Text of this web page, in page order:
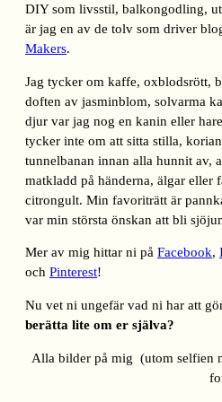
DIY som livsstil, balkongodling,
är jag en av de tolv som driver
Makers.
Jag tycker om kaffe, oxblodsrött,
doften av jasminblom, solvarma
djur var jag nog en kanin eller
tycker inte om att sitta stilla,
tunnelbanan innan alla hunnit av,
matkladd på händerna, älgar eller
citrongult. Min favoriträtt är
var min största önskan att bli
Mer av mig hittar ni på Facebook,
och Pinterest!
Nu vet ni ungefär vad ni har att
berätta lite om er själva?
Alla bilder på mig (utom selfien